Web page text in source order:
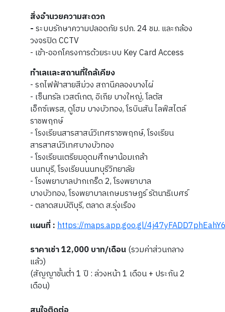
สิ่งอำนวยความสะดวก
-ระบบรักษาความปลอดภัย รปภ. 24 ชม. และกล้อง
วงจรปิด CCTV
- เข้า-ออกโครงการด้วยระบบ Key Card Access
ทำเลและสถานที่ใกล้เคียง
- รถไฟฟ้าสายสีม่วง สถานีคลองบางไผ่
- เซ็นทรัล เวสต์เกต, อิเกีย บางใหญ่, โลตัส
เอ็กซ์เพรส, ดูโฮม บางบัวทอง, โรบินสัน ไลฟ์สไตล์
ราชพฤกษ์
- โรงเรียนสารสาสน์วิเทศราชพฤกษ์, โรงเรียน
สารสาสน์วิเทศบางบัวทอง
- โรงเรียนเตรียมอุดมศึกษาน้อมเกล้า
นนทบุรี, โรงเรียนนนทบุรีวิทยาลัย
- โรงพยาบาลปากเกร็ด 2, โรงพยาบาล
บางบัวทอง, โรงพยาบาลเกษมราษฎร์ รัตนาธิเบศร์
- ตลาดสมบัติบุรี, ตลาด ส.รุ่งเรือง
แผนที่ :https://maps.app.goo.gl/
ราคาเช่า 12,000 บาท/เดือน(รวมค่าส่วนกลาง
แล้ว)
(สัญญาขั้นต่ำ 1 ปี : ล่วงหน้า 1 เดือน + ประกัน 2
เดือน)